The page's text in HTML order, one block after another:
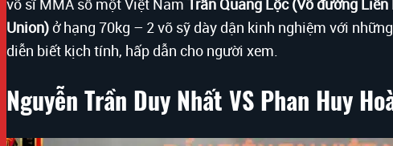
Union)ở hạng 70kg – 2 võ sỹ dày dận kinh nghiệm với
diễn biết kịch tính, hấp dẫn cho người xem.
Nguyễn Trần Duy Nhất VS Phan Huy